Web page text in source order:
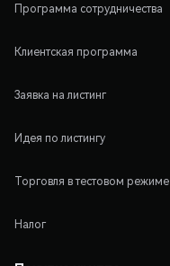
Программа сотрудничества
Клиентская программа
Заявка на листинг
Идея по листингу
Торговля в тестовом режиме
Налог